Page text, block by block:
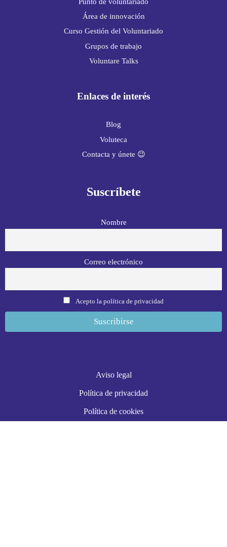
Área de innovación
Curso Gestión del Voluntariado
Grupos de trabajo
Voluntare Talks
Enlaces de interés
Blog
Voluteca
Contacta y únete 😉
Suscríbete
Nombre
Correo electrónico
Acepto la política de privacidad
Aviso legal
Política de privacidad
Política de cookies